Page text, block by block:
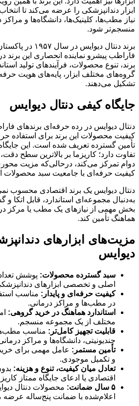
ابزار دندانپزشکی را عرضه می‌کند تا
نیاز مطب‌ها، کلینیک‌ها، دانشگاه‌ها و
منسجم‌تر شود.
برند دنتال
فاراطب پیشرو نماینده انحصاری این برند
برند، تنوع محصولات، فرآیندهای تولید
تشکیل می‌دهند.
جایگاه کیفی دنتال دیوایس
دنتال دیوایس در رده حرفه‌ای برندهای
کیفیت محصولات این برند برای استفاده
تأمین گسترده تعریف شده است. این جایگاه
تفاوت دارد؛ کاریزما بر بالاترین سطح
دوام تمرکز می‌کند، درحالی‌که مزیت
کیفیت حرفه‌ای با جامعیت سبد
دنتال دیوایس یک برند اقتصادی محسوب
به‌دنبال مجموعه‌ای استاندارد، قابل اتکا و
بخش مهمی از نیازهای یک مطب یا مرکز
هماهنگ تأمین کند.
مزیت‌های ابزارهای
دیوایس
سبد گسترده محصولات: پوشش
اصلی و تخصصی ابزارهای
کیفیت حرفه‌ای و پایدار: مناسب
در مطب‌ها و مراکز درمانی.
استاندارد هماهنگ در خرید گروهی:
مختلف از یک مجموعه منسجم.
قابلیت تجهیز کامل‌تر: مناسب
چندیونیتی، دانشگاه‌ها و مراکز
تأمین مستمر: عامل مهمی برای
و تکمیل موجودی.
تعادل میان کیفیت، تنوع و هزینه:
اقتصادی یا ادعای جایگاه ممتاز
۵ سال ضمانت:
محصولات دنتال
اعلام‌شده با ضمانت پنج‌ساله